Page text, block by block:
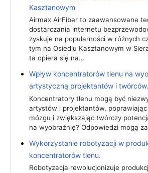
Kasztanowym
Airmax AirFiber to zaawansowana
dostarczania internetu
zyskuje na popularności w różnych
tym na Osiedlu Kasztanowym w
ta opiera się na…
Wpływ koncentratorów tlenu na
artystyczną projektantów i twórców.
Koncentratory tlenu mogą być
artystów i projektantów, poprawiając
mózgu i zwiększając twórczy
na wyobraźnię? Odpowiedzi mogą
Wykorzystanie robotyzacji w
koncentratorów tlenu.
Robotyzacja rewolucjonizuje